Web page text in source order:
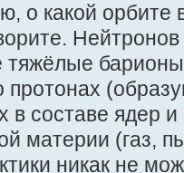
о какой орбите
протонах
в составе ядер
материи (газ,
никак не